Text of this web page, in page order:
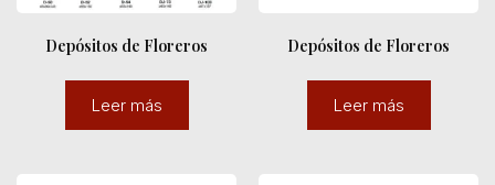
Depósitos de Floreros
Leer más
Depósitos de Floreros
Leer más